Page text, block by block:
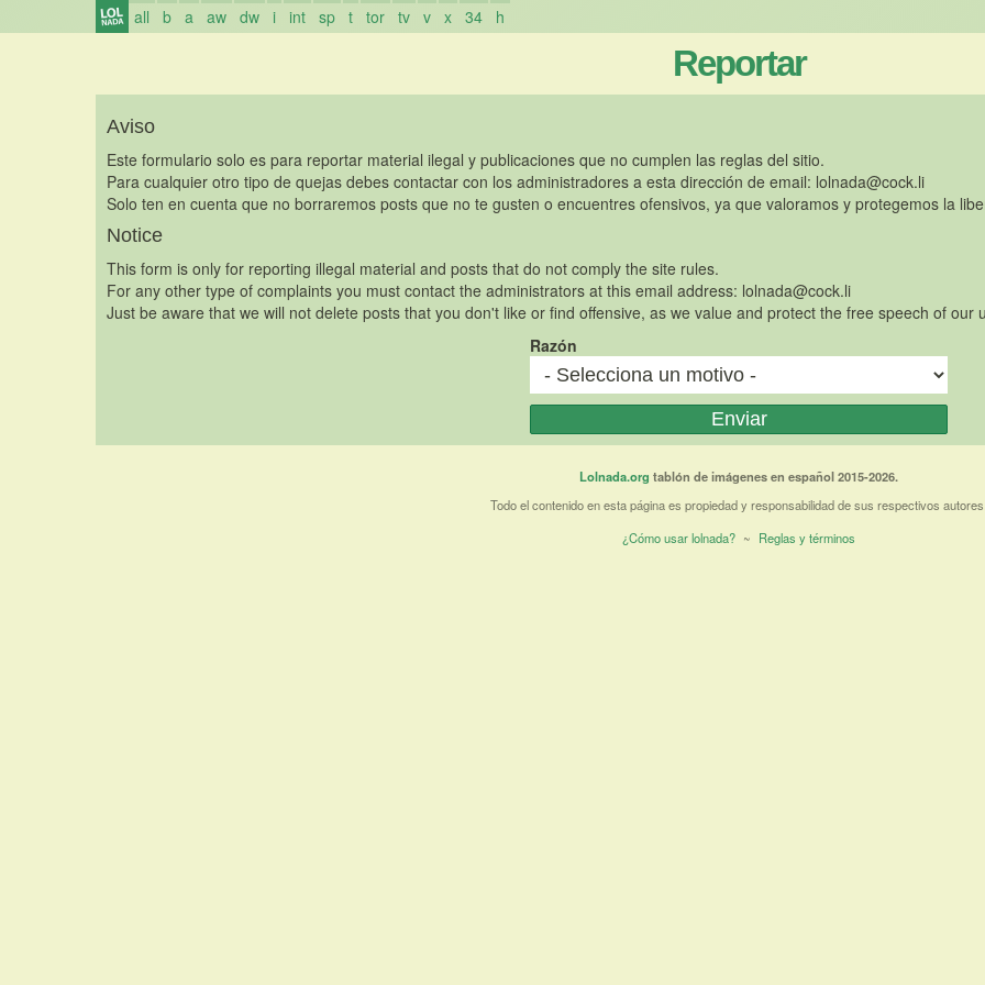
all b a aw dw i int sp t tor tv v x 34 h
Reportar
Aviso
Este formulario solo es para reportar material ilegal y publicaciones que no cumplen las reglas del sitio.
Para cualquier otro tipo de quejas debes contactar con los administradores a esta dirección de email: lolnada@cock.li
Solo ten en cuenta que no borraremos posts que no te gusten o encuentres ofensivos, ya que valoramos y protegemos la
Notice
This form is only for reporting illegal material and posts that do not comply the site rules.
For any other type of complaints you must contact the administrators at this email address: lolnada@cock.li
Just be aware that we will not delete posts that you don't like or find offensive, as we value and protect the free speech of our
Razón
Lolnada.org tablón de imágenes en español 2015-2026.
Todo el contenido en esta página es propiedad y responsabilidad de sus respectivos
¿Cómo usar lolnada? ~ Reglas y términos